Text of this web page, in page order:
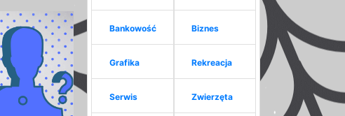
Bankowość
Grafika
Serwis
Biznes
Rekreacja
Zwierzęta